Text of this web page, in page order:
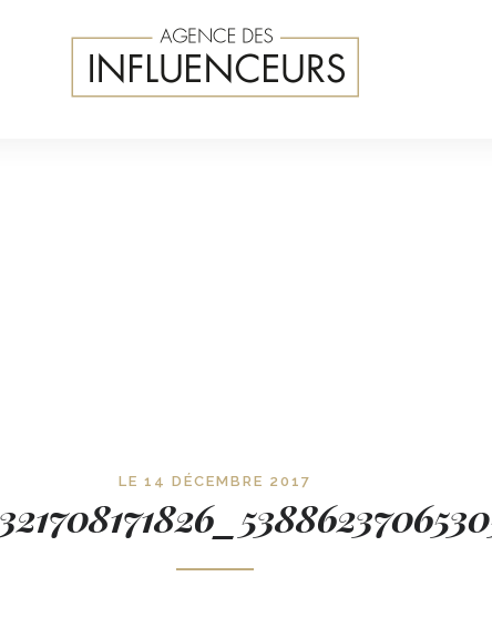
LE 14 DÉCEMBRE 2017